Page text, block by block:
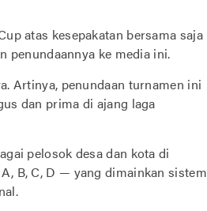
atas kesepakatan bersama saja
penundaannya ke media ini.
Artinya, penundaan turnamen ini
dan prima di ajang laga
pelosok desa dan kota di
B, C, D — yang dimainkan sistem